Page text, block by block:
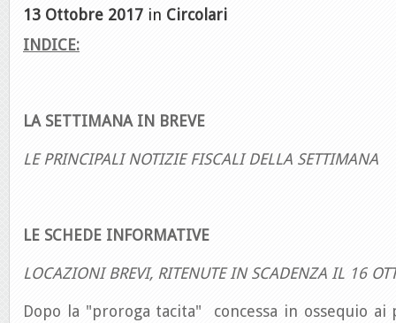
13 Ottobre 2017 in Circolari
INDICE:
LA SETTIMANA IN BREVE
LE PRINCIPALI NOTIZIE FISCALI DELLA SETTIMANA
LE SCHEDE INFORMATIVE
LOCAZIONI BREVI, RITENUTE IN SCADENZA IL 16
Dopo la "proroga tacita" concessa in ossequio